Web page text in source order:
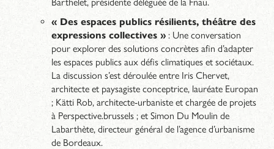
« Des espaces publics résilients, théâtre des
expressions collectives » : Une conversation
pour explorer des solutions concrètes afin d’adapter
les espaces publics aux défis climatiques et sociétaux.
La discussion s’est déroulée entre Iris Chervet,
architecte et paysagiste conceptrice, lauréate Europan
; Kätti Rob, architecte-urbaniste et chargée de projets
à Perspective.brussels ; et Simon Du Moulin de
Labarthète, directeur général de l’agence d’urbanisme
de Bordeaux.